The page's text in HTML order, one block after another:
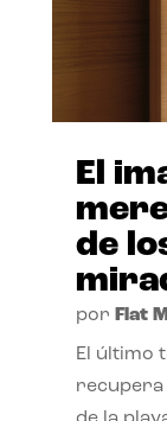
El
de
por Flat
El último
recupera